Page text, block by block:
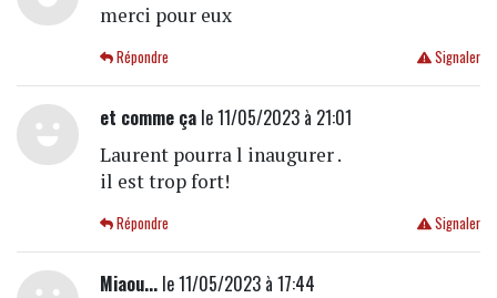
merci pour eux
Signaler
Répondre
et comme çale 11/05/2023 à 21:01
Laurent pourra l inaugurer .
il est trop fort!
Signaler
Répondre
Miaou...le 11/05/2023 à 17:44